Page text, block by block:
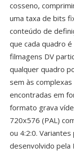
cosseno,
uma taxa de bits
conteúdo de
que cada quadro
filmagens DV
qualquer quadro
sem às
encontradas em
formato grava
720x576 (PAL)
ou 4:2:0. Variantes
desenvolvido pela